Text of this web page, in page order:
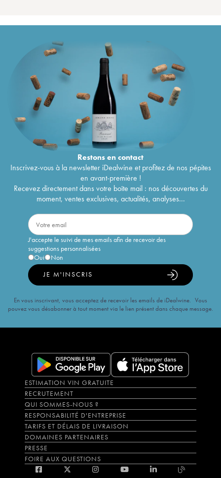
Restons encontact
Inscrivez-vous à la newsletter iDealwine et profitez de nos pépites
en avant-première !
Recevez directement dans votre boîte mail : nos découvertes du
moment, ventes exclusives, actualités, analyses...
J'accepte le suivi de mes emails afin de recevoir des
suggestions personnalisées
Oui
Non
JE M'INSCRIS
En vous inscrivant, vous acceptez de recevoir les emails de iDealwine. Vous
pouvez vous désabonner à tout moment via le lien présent dans chaque message.
ESTIMATION VIN GRATUITE
RECRUTEMENT
QUI SOMMES-NOUS ?
RESPONSABILITÉ D'ENTREPRISE
TARIFS ET DÉLAIS DE LIVRAISON
DOMAINES PARTENAIRES
PRESSE
FOIRE AUX QUESTIONS